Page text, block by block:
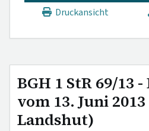
Druckansicht
BGH 1 StR 69/13
vom 13. Juni 2013
Landshut)